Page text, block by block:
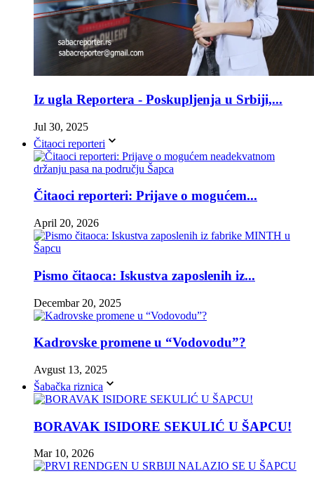
Iz ugla Reportera - Poskupljenja u Srbiji,...
Jul 30, 2025
Čitaoci reporteri
Čitaoci reporteri: Prijave o mogućem...
April 20, 2026
Pismo čitaoca: Iskustva zaposlenih iz...
Decembar 20, 2025
Kadrovske promene u “Vodovodu”?
Avgust 13, 2025
Šabačka riznica
BORAVAK ISIDORE SEKULIĆ U ŠAPCU!
Mar 10, 2026